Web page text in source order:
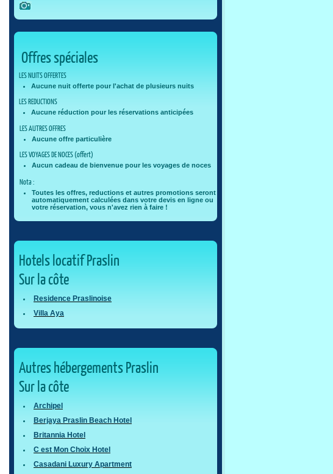
Offres spéciales
LES NUITS OFFERTES
Aucune nuit offerte pour l'achat de plusieurs nuits
LES REDUCTIONS
Aucune réduction pour les réservations anticipées
LES AUTRES OFFRES
Aucune offre particulière
LES VOYAGES DE NOCES (offert)
Aucun cadeau de bienvenue pour les voyages de noces
Nota :
Toutes les offres, reductions et autres promotions seront
automatiquement calculées dans votre devis en ligne ou
votre réservation, vous n'avez rien à faire !
Hotels locatif Praslin
Sur la côte
Residence Praslinoise
Villa Aya
Autres hébergements Praslin
Sur la côte
Archipel
Berjaya Praslin Beach Hotel
Britannia Hotel
C est Mon Choix Hotel
Casadani Luxury Apartment